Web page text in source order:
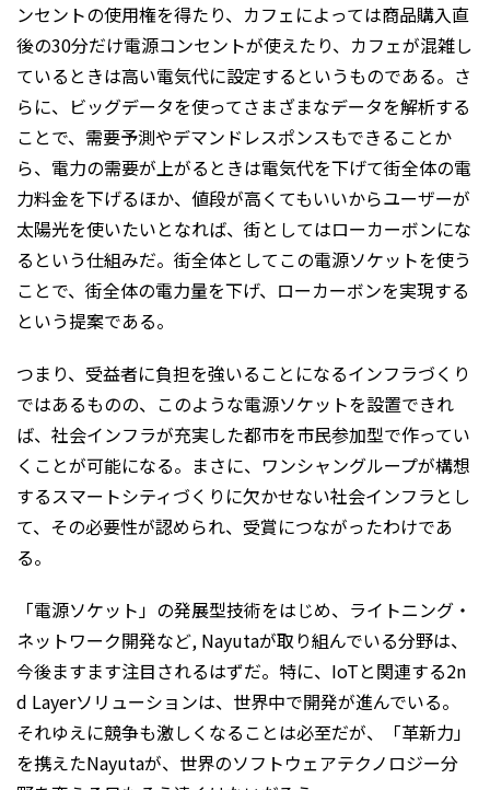
ンセントの使用権を得たり、カフェによっては商品購入直
後の30分だけ電源コンセントが使えたり、カフェが混雑し
ているときは高い電気代に設定するというものである。さ
らに、ビッグデータを使ってさまざまなデータを解析する
ことで、需要予測やデマンドレスポンスもできることか
ら、電力の需要が上がるときは電気代を下げて街全体の電
力料金を下げるほか、値段が高くてもいいからユーザーが
太陽光を使いたいとなれば、街としてはローカーボンにな
るという仕組みだ。街全体としてこの電源ソケットを使う
ことで、街全体の電力量を下げ、ローカーボンを実現する
という提案である。
つまり、受益者に負担を強いることになるインフラづくり
ではあるものの、このような電源ソケットを設置できれ
ば、社会インフラが充実した都市を市民参加型で作ってい
くことが可能になる。まさに、ワンシャングループが構想
するスマートシティづくりに欠かせない社会インフラとし
て、その必要性が認められ、受賞につながったわけであ
る。
「電源ソケット」の発展型技術をはじめ、ライトニング・
ネットワーク開発など, Nayutaが取り組んでいる分野は、
今後ますます注目されるはずだ。特に、IoTと関連する2n
d Layerソリューションは、世界中で開発が進んでいる。
それゆえに競争も激しくなることは必至だが、「革新力」
を携えたNayutaが、世界のソフトウェアテクノロジー分